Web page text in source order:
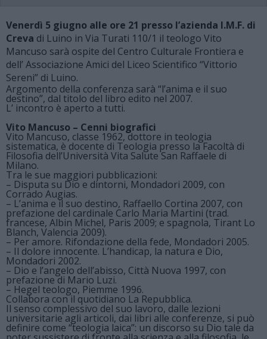
Venerdì 5 giugno alle ore 21 presso l’azienda I.M.F. di
Creva di Luino in Via Turati 110/1 il teologo Vito
Mancuso sarà ospite del Centro Culturale Frontiera e
dell’ Associazione Amici del Liceo Scientifico “Vittorio
Sereni” di Luino.
Argomento della conferenza sarà “l’anima e il suo
destino”, dal titolo del libro edito nel 2007.
L’ incontro è aperto a tutti.
Vito Mancuso – Cenni biografici
Vito Mancuso, classe 1962, dottore in teologia
sistematica, è docente di Teologia presso la Facoltà di
Filosofia dell’Università Vita Salute San Raffaele di
Milano.
Tra le sue maggiori pubblicazioni:
– Disputa su Dio e dintorni, Mondadori 2009, con
Corrado Augias.
– L’anima e il suo destino, Raffaello Cortina 2007, con
prefazione del cardinale Carlo Maria Martini (trad.
francese, Albin Michel, Paris 2009; e spagnola, Tirant Lo
Blanch, Valencia 2009).
– Per amore. Rifondazione della fede, Mondadori 2005.
– Il dolore innocente. L’handicap, la natura e Dio,
Mondadori 2002.
– Dio e l’angelo dell’abisso, Città Nuova 1997, con
prefazione di Mario Luzi.
– Hegel teologo, Piemme 1996.
Collabora con il quotidiano La Repubblica.
Il senso complessivo del suo lavoro, dalle lezioni
universitarie agli articoli, dai libri alle conferenze, si può
definire come “teologia laica”: un discorso su Dio tale da